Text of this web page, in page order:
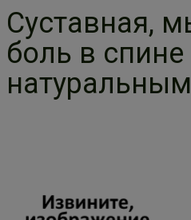
Суставная,
боль в спине